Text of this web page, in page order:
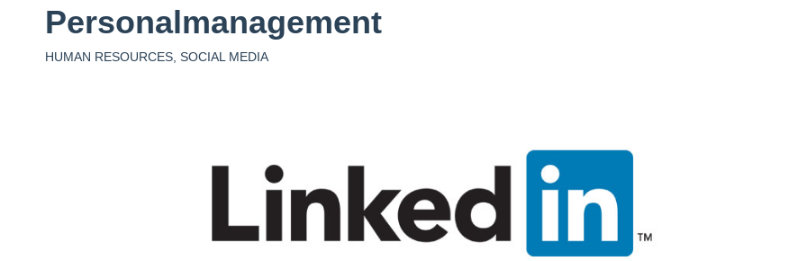
Personalmanagement
HUMAN RESOURCES SOCIAL MEDIA